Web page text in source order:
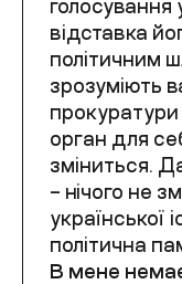
голосування
відставка
політичним
зрозуміють
орган для
зміниться.
– нічого не
української
політична
В мене